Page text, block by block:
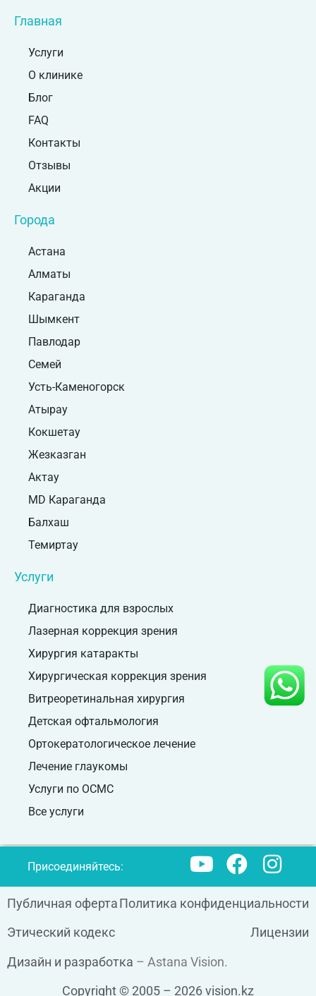
Главная
Услуги
О клинике
Блог
FAQ
Контакты
Отзывы
Акции
Города
Астана
Алматы
Караганда
Шымкент
Павлодар
Семей
Усть-Каменогорск
Атырау
Кокшетау
Жезказган
Актау
MD Караганда
Балхаш
Темиртау
Услуги
Диагностика для взрослых
Лазерная коррекция зрения
Хирургия катаракты
Хирургическая коррекция зрения
Витреоретинальная хирургия
Детская офтальмология
Ортокератологическое лечение
Лечение глаукомы
Услуги по ОСМС
Все услуги
Присоединяйтесь:
Публичная офертаПолитика конфиденциальности
Этический кодекс
Лицензии
Дизайн и разработка – Astana Vision.
Copyright © 2005 – 2026 vision.kz